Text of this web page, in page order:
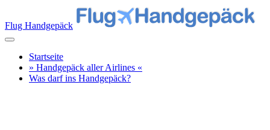
Flug Handgepäck
Startseite
» Handgepäck aller Airlines «
Was darf ins Handgepäck?